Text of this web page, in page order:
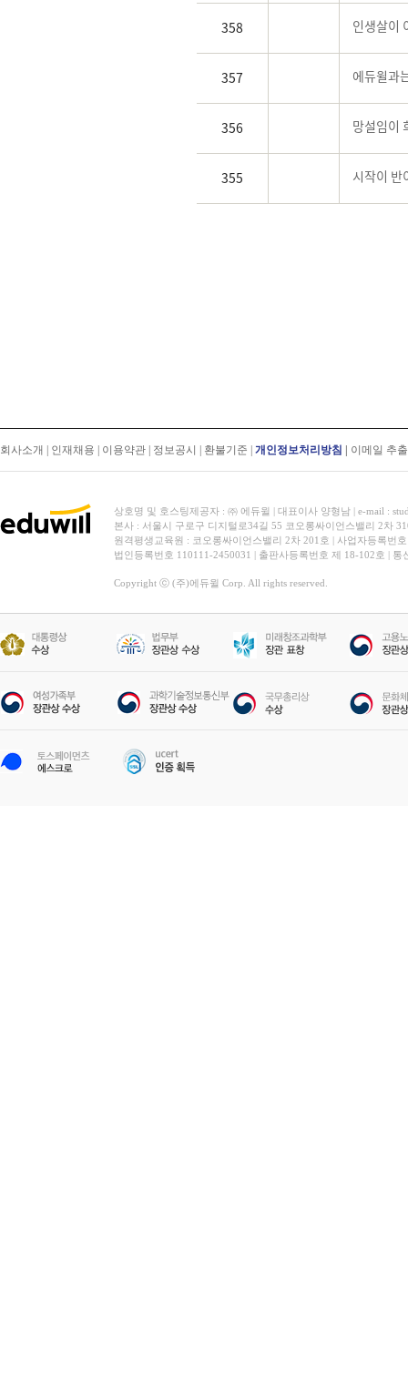
358 인생살이
357 에듀윌과
356 망설임이
355 시작이 반
회사소개 인재채용 이용약관 정보공시 환불기준 개인정보처리방침 이메일 추
상호명 및 호스팅제공자 : ㈜ 에듀윌 | 대표이사 양형남 | e-mail :
본사 : 서울시 구로구 디지털로34길 55 코오롱싸이언스밸리 2차
원격평생교육원 : 코오롱싸이언스밸리 2차 201호 | 사업자등록번
법인등록번호 110111-2450031 | 출판사등록번호 제 18-102호 |
Copyright ⓒ (주)에듀윌 Corp. All rights reserved.